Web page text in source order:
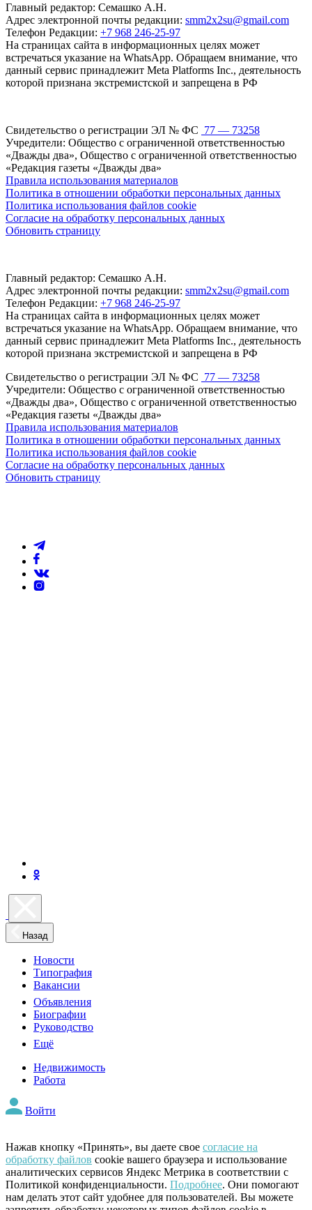
Главный редактор: Семашко А.Н.
Адрес электронной почты редакции: smm2x2su@gmail.com
Телефон Редакции: +7 968 246-25-97
На страницах сайта в информационных целях может
встречаться указание на WhatsApp. Обращаем внимание, что
данный сервис принадлежит Meta Platforms Inc., деятельность
которой признана экстремистской и запрещена в РФ
Свидетельство о регистрации ЭЛ № ФС 77 — 73258
Учредители: Общество с ограниченной ответственностью
«Дважды два», Общество с ограниченной ответственностью
«Редакция газеты «Дважды два»
Правила использования материалов
Политика в отношении обработки персональных данных
Политика использования файлов cookie
Согласие на обработку персональных данных
Обновить страницу
Главный редактор: Семашко А.Н.
Адрес электронной почты редакции: smm2x2su@gmail.com
Телефон Редакции: +7 968 246-25-97
На страницах сайта в информационных целях может
встречаться указание на WhatsApp. Обращаем внимание, что
данный сервис принадлежит Meta Platforms Inc., деятельность
которой признана экстремистской и запрещена в РФ
Свидетельство о регистрации ЭЛ № ФС 77 — 73258
Учредители: Общество с ограниченной ответственностью
«Дважды два», Общество с ограниченной ответственностью
«Редакция газеты «Дважды два»
Правила использования материалов
Политика в отношении обработки персональных данных
Политика использования файлов cookie
Согласие на обработку персональных данных
Обновить страницу
Назад
Новости
Типография
Вакансии
Объявления
Биографии
Руководство
Ещё
Недвижимость
Работа
Войти
Нажав кнопку «Принять», вы даете свое согласие на
обработку файлов cookie вашего браузера и использование
аналитических сервисов Яндекс Метрика в соответствии с
Политикой конфиденциальности. Подробнее. Они помогают
нам делать этот сайт удобнее для пользователей. Вы можете